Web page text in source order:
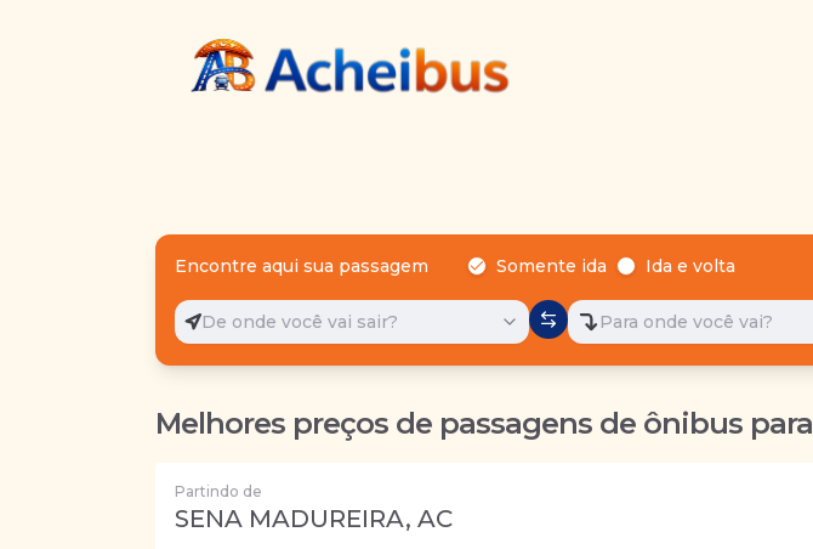
Encontre aqui sua passagem Somente ida Ida e volta
De onde você vai sair? Para onde você vai?
Melhores preços de passagens de ônibus para
Partindo de
SENA MADUREIRA, AC